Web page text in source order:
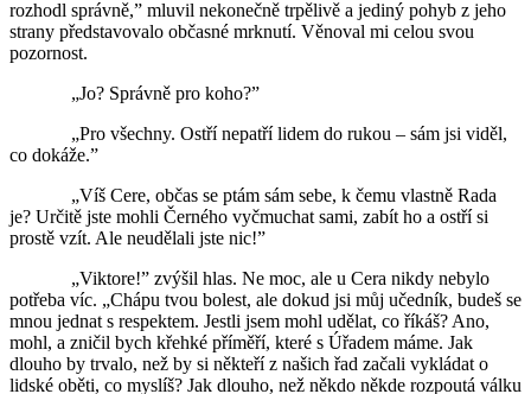
rozhodl správně,” mluvil nekonečně trpělivě a jediný pohyb z jeho
strany představovalo občasné mrknutí. Věnoval mi celou svou
pozornost.
„Jo? Správně pro koho?”
„Pro všechny. Ostří nepatří lidem do rukou – sám jsi viděl,
co dokáže.”
„Víš Cere, občas se ptám sám sebe, k čemu vlastně Rada
je? Určitě jste mohli Černého vyčmuchat sami, zabít ho a ostří si
prostě vzít. Ale neudělali jste nic!”
„Viktore!” zvýšil hlas. Ne moc, ale u Cera nikdy nebylo
potřeba víc. „Chápu tvou bolest, ale dokud jsi můj učedník, budeš se
mnou jednat s respektem. Jestli jsem mohl udělat, co říkáš? Ano,
mohl, a zničil bych křehké příměří, které s Úřadem máme. Jak
dlouho by trvalo, než by si někteří z našich řad začali vykládat o
lidské oběti, co myslíš? Jak dlouho, než někdo někde rozpoutá válku